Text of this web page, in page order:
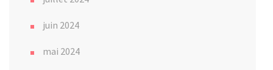
juin 2024
mai 2024